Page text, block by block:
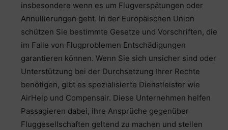
insbesondere wenn es um Flugverspätungen oder
Annullierungen geht. In der Europäischen Union
schützen Sie bestimmte Gesetze und Vorschriften, die
im Falle von Flugproblemen Entschädigungen
garantieren können. Wenn Sie sich unsicher sind oder
Unterstützung bei der Durchsetzung Ihrer Rechte
benötigen, gibt es spezialisierte Dienstleister wie
AirHelp und Compensair. Diese Unternehmen helfen
Passagieren dabei, ihre Ansprüche gegenüber
Fluggesellschaften geltend zu machen und stellen